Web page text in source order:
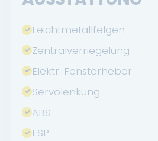
Leichtmetallfelgen
Zentralverriegelung
Elektr. Fensterheber
Servolenkung
ABS
ESP